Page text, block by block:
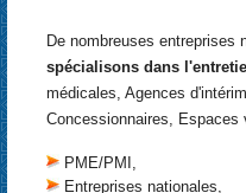
De nombreuses entreprises
spécialisons dans
médicales, Agences
Concessionnaires, Espaces
PME/PMI,
Entreprises nationales,